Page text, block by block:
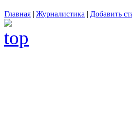
Главная | Журналистика | Добавить